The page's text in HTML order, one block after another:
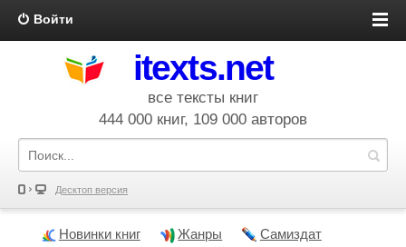
Войти
itexts.net
все тексты книг
444 000 книг, 109 000 авторов
Десктоп версия
Новинки книг Жанры Самиздат